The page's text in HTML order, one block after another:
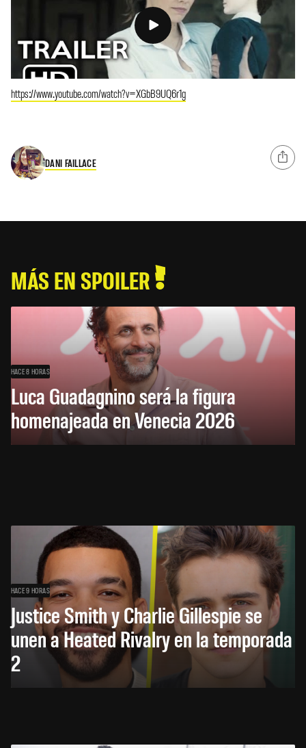
https://www.youtube.com/watch?v=XGbB9UQ6r1g
DANI FAILLACE
MÁS EN SPOILER
HACE 8 HORAS
Luca Guadagnino será la figura
homenajeada en Venecia 2026
HACE 9 HORAS
Justice Smith y Charlie Gillespie se
unen a Heated Rivalry en la temporada
2